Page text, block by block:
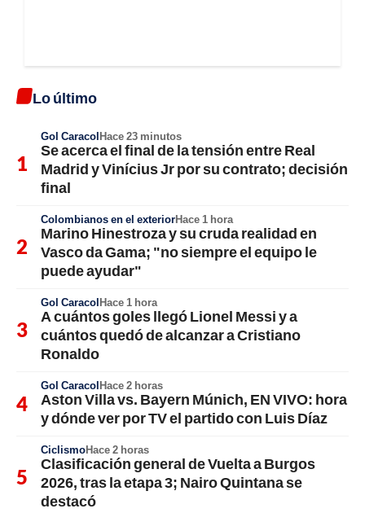
Lo último
Gol CaracolHace 23 minutos
Se acerca el final de la tensión entre Real
Madrid y Vinícius Jr por su contrato; decisión
final
Colombianos en el exteriorHace 1 hora
Marino Hinestroza y su cruda realidad en
Vasco da Gama; "no siempre el equipo le
puede ayudar"
Gol CaracolHace 1 hora
A cuántos goles llegó Lionel Messi y a
cuántos quedó de alcanzar a Cristiano
Ronaldo
Gol CaracolHace 2 horas
Aston Villa vs. Bayern Múnich, EN VIVO: hora
y dónde ver por TV el partido con Luis Díaz
CiclismoHace 2 horas
Clasificación general de Vuelta a Burgos
2026, tras la etapa 3; Nairo Quintana se
destacó